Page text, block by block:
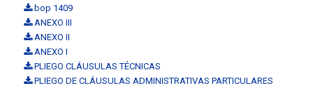
bop 1409
ANEXO III
ANEXO II
ANEXO I
PLIEGO CLÁUSULAS TÉCNICAS
PLIEGO DE CLÁUSULAS ADMINISTRATIVAS PARTICULARES